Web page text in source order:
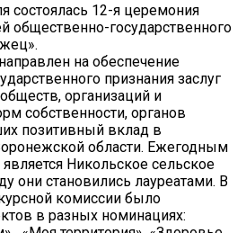
состоялась 12-я церемония
общественно-государственного
на обеспечение
признания заслуг
организаций и
собственности, органов
позитивный вклад в
области. Ежегодным
Никольское сельское
они становились лауреатами. В
комиссии было
в разных номинациях: